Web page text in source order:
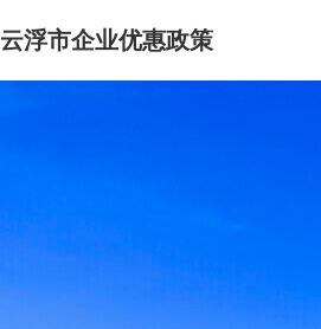
云浮市企业优惠政策